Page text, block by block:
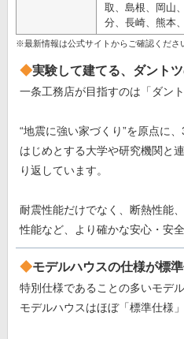
取、島根、岡山
分、長崎、熊本
※最新情報は公式サイトからご確認くださ
実験して建てる、ダント
一条工務店が目指すのは「ダン
“地震に強い家づくり”を原点に
はじめとする大学や研究機関と
り返しています。
耐震性能だけでなく、断熱性能
性能など、より確かな安心・安
モデルハウスの仕様が標
特別仕様であることの多いモデ
モデルハウスはほぼ「標準仕様